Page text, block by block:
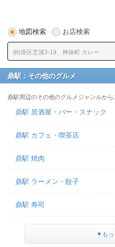
地図検索 お店検索
鼎駅：その他のグルメ
鼎駅周辺のその他のグルメジャンルから
鼎駅 居酒屋・バー・スナック
鼎駅 カフェ・喫茶店
鼎駅 焼肉
鼎駅 ラーメン・餃子
鼎駅 寿司
▼もっ